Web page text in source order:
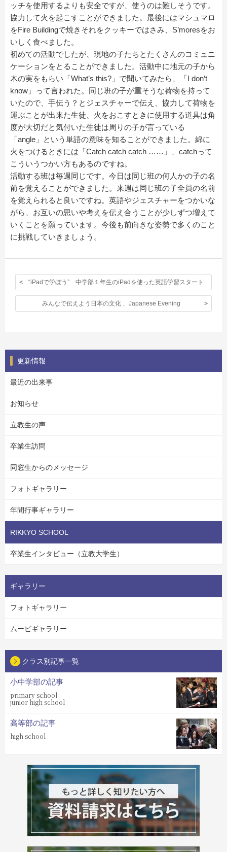
ッチを使用するよりも安全ですが、使うのは難しそうです。
協力して火を起こすことができました。最後にはマシュマロ
をFire Buildingで焼きそれをクッキーではさみ、S’moresをお
いしく食べました。
初めての活動でしたが、現地の子たちとたくさんのコミュニ
ケーションをとることができました。活動中に地元の子から
木の実をもらい「What’s this?」で聞いてみたら、「I don’t
know」って言われた。同じ班の子が重そうな荷物を持って
いたので、手伝う？とジェスチャーで伝え、協力して荷物を
運ぶことが出来た生徒、火をおこすときに使用する道具は角
度が大切だと気付いた生徒は周りの子が言っている
「angle」という単語の意味を知ることができました。綿に
火をつけるときには「Catch catch catch ……」、catchって
こういうつかい方もあるのですね。
活動する班は毎週同じです。今日は同じ班の何人かの子の名
前を覚えることができました。来週は同じ班の子全員の名前
を覚えられると良いですね。英語やジェスチャーをつかいな
がら、お互いの思いや考えを伝え合うことが少しずつ増えて
いくことを願っています。今後も前向きな姿勢で多くのこと
に挑戦していきましょう。
“iPadで学ぼう” 中学部１年生のiPadを使った英語学習スタート
みんなで伝えよう日本の文化 、Japanese Evening
更新情報
最近の出来事
お知らせ
立教生の声
卒業生訪問
同窓生からのメッセージ
フォトギャラリー
年間行事ギャラリー
RIKKYO SCHOOL
卒業生インタビュー（立教大学生）
ギャラリー
フォトギャラリー
ムービギャラリー
クラス別記事一覧
小中学部の記事
primary school
junior high school
高等部の記事
high school